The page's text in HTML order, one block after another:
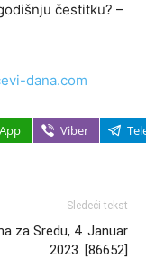
čestitku? –
dana.com
Viber
Sledeći tekst
za Sredu, 4. Januar
2023. [86652]